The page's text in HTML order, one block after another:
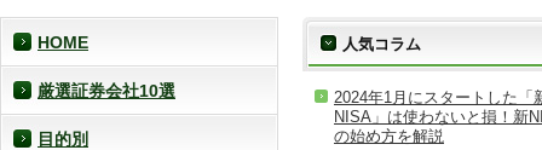
HOME
厳選証券会社10選
目的別
人気コラム
2024年1月にスタートした「
NISA」は使わないと損！新
の始め方を解説